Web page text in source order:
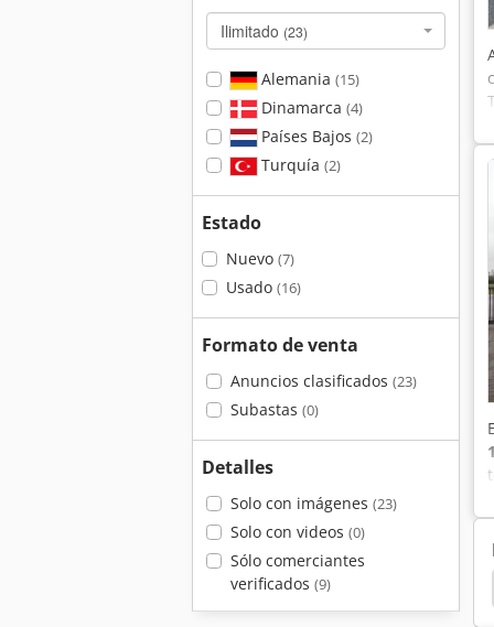
Ilimitado (23)
Alemania (15)
Dinamarca (4)
Países Bajos (2)
Turquía (2)
Estado
Nuevo (7)
Usado (16)
Formato de venta
Anuncios clasificados (23)
Subastas (0)
Detalles
Solo con imágenes (23)
Solo con videos (0)
Sólo comerciantes
verificados (9)
Gehl Ctl 80